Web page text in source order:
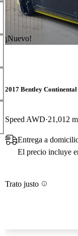
¡Nuevo!
2017 Bentley
Speed AWD 21,012
Entrega a
El precio incluye
Trato justo